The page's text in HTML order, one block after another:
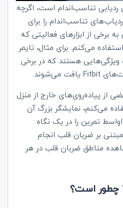
ردیابی تناسب‌اندام است، اگرچه
تناسب‌اندام را برای
برخی از ابزارهای فعالیتی که
می‌کنم. برای مثال، تایمر
ویژگی‌هایی هستند که در برخی
Fitbit یافت می‌شوند.
از پیاده‌روی‌های خارج از منزل
می‌کنم، نمایشگر بزرگ آن
تمرین را در یک نگاه
بر ضربان قلب انجام
مناطق ضربان قلب در هر
چطور است؟